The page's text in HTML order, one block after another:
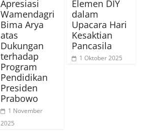
Apresiasi
Wamendagri
Bima Arya
atas
Dukungan
terhadap
Program
Pendidikan
Presiden
Prabowo
1 November
2025
Elemen DIY
dalam
Upacara Hari
Kesaktian
Pancasila
1 Oktober 2025